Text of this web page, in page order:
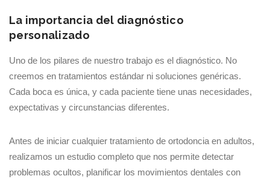
La importancia del diagnóstico
personalizado
Uno de los pilares de nuestro trabajo es el diagnóstico. No
creemos en tratamientos estándar ni soluciones genéricas.
Cada boca es única, y cada paciente tiene unas necesidades,
expectativas y circunstancias diferentes.
Antes de iniciar cualquier tratamiento de ortodoncia en adultos,
realizamos un estudio completo que nos permite detectar
problemas ocultos, planificar los movimientos dentales con